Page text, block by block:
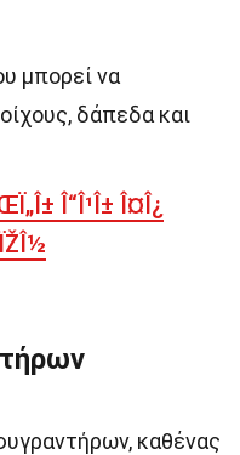
μπορεί να
δάπεδα και
Î“Î¹Î± Î¤Î¿
καθένας